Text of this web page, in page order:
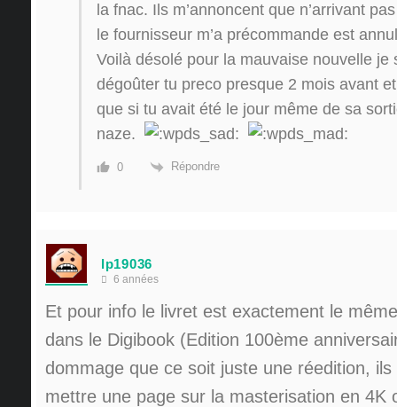
la fnac. Ils m’annoncent que n’arrivant
le fournisseur m’a précommande est
Voilà désolé pour la mauvaise nouvelle je
dégoûter tu preco presque 2 mois avant
que si tu avait été le jour même de sa
naze.
0 Répondre
lp19036
6 années
Et pour info le livret est exactement le
dans le Digibook (Edition 100ème
dommage que ce soit juste une réedition,
mettre une page sur la masterisation en 4K